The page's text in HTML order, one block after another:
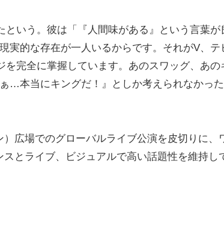
いう。彼は「『人間味がある』という言葉が
実的な存在が一人いるからです。それがV、テ
完全に掌握しています。あのスワッグ、あの
本当にキングだ！』としか考えられなかった
広場でのグローバルライブ公演を皮切りに、
とライブ、ビジュアルで高い話題性を維持し